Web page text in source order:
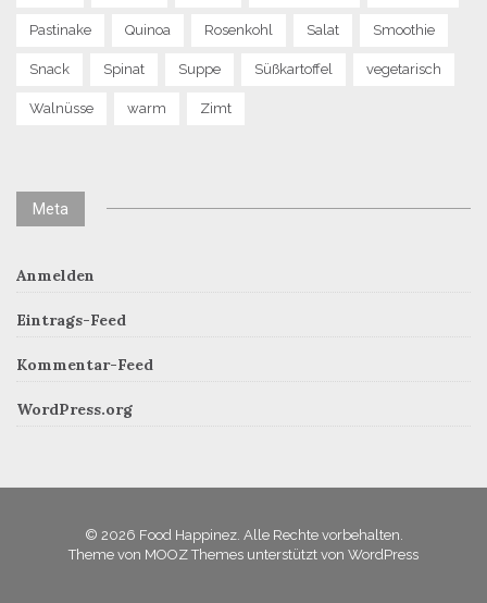
Pastinake Quinoa Rosenkohl Salat Smoothie
Snack Spinat Suppe Süßkartoffel vegetarisch
Walnüsse warm Zimt
Meta
Anmelden
Eintrags-Feed
Kommentar-Feed
WordPress.org
© 2026 Food Happinez. Alle Rechte vorbehalten.
Theme von MOOZ Themes unterstützt von WordPress